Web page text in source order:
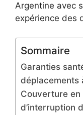
Argentine avec
expérience des
Sommaire
Garanties
déplacements
Couverture en
d’interruption